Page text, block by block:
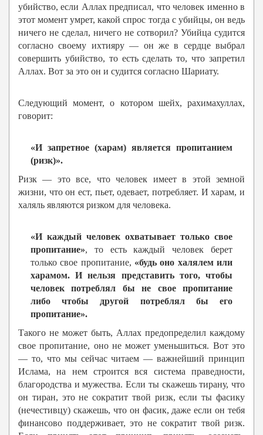
убийство, если Аллах предписал, что человек именно в
этот момент умрет, какой спрос тогда с убийцы, он ведь
ничего не сделал, ничего не сотворил? Убийца судится
согласно своему ихтияру — он же в сердце выбрал
совершить убийство, то есть сделать то, что запретил
Аллах. Вот за это он и судится согласно Шариату.
Следующий момент, о котором шейх, рахимахуллах,
говорит:
«И запретное (харам) является пропитанием
(ризк)».
Ризк — это все, что человек имеет в этой земной
жизни, что он ест, пьет, одевает, потребляет. И харам, и
халяль являются ризком для человека.
«И каждый человек охватывает только свое
пропитание», то есть каждый человек берет
только свое пропитание, «будь оно халялем или
харамом. И нельзя представить того, чтобы
человек потреблял бы не свое пропитание
либо чтобы другой потреблял бы его
пропитание».
Такого не может быть, Аллах предопределил каждому
свое пропитание, оно не может уменьшиться. Вот это
— то, что мы сейчас читаем — важнейший принцип
Ислама, на нем строится вся система праведности,
благородства и мужества. Если ты скажешь тирану, что
он тиран, это не сократит твой ризк, если ты фасику
(нечестивцу) скажешь, что он фасик, даже если он тебя
финансово поддерживает, это не сократит твой ризк.